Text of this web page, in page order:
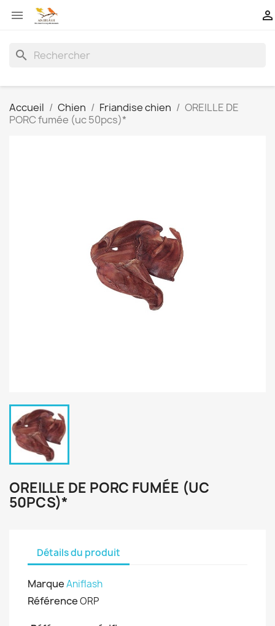
 
search
Accueil Chien Friandise chien
OREILLE DE
PORC fumée (uc 50pcs)*
OREILLE DE PORC FUMÉE (UC
50PCS)*
Détails du produit
MarqueAniflash
RéférenceORP